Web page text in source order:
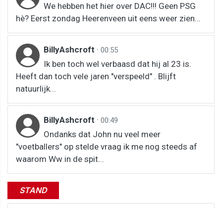
We hebben het hier over DAC!!! Geen PSG
hè? Eerst zondag Heerenveen uit eens weer zien…
BillyAshcroft · 00:55
Ik ben toch wel verbaasd dat hij al 23 is.
Heeft dan toch vele jaren "verspeeld" . Blijft
natuurlijk...
BillyAshcroft · 00:49
Ondanks dat John nu veel meer
"voetballers" op stelde vraag ik me nog steeds af
waarom Ww in de spit...
STAND